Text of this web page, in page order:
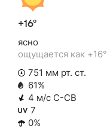
+16°
ясно
ощущается как +16°
751 мм рт. ст.
61%
4 м/с С-СВ
7
0%